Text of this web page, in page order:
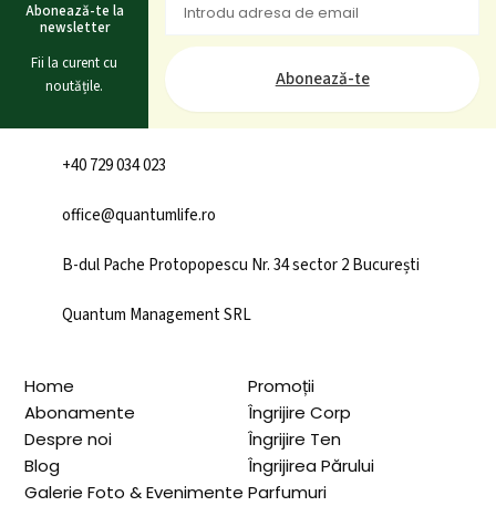
Abonează-te la
newsletter
Fii la curent cu
noutățile.
Abonează-te
Home
Abonamente
Despre noi
Blog
Galerie Foto & Evenimente
Promoții
Îngrijire Corp
Îngrijire Ten
Îngrijirea Părului
Parfumuri
+40 729 034 023
office@quantumlife.ro
B-dul Pache Protopopescu Nr. 34 sector 2 București
Quantum Management SRL